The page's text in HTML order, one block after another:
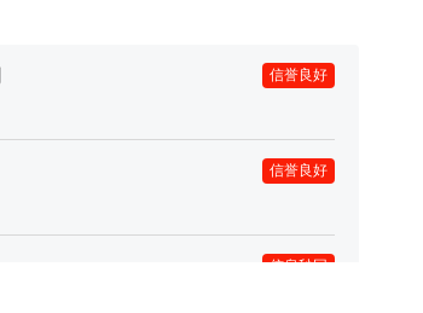
信誉良好
信誉良好
信息秒回